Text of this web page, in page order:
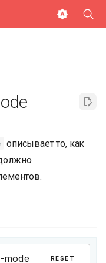
описывает то, как